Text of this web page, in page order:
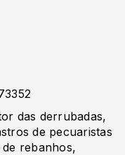
das derrubadas,
de pecuaristas
rebanhos,